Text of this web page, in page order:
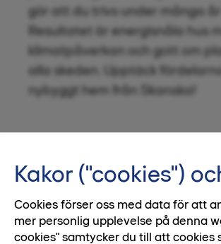
gör att du trivs under många
Resultatet är energisnåla hus
klimatpåverkan och gott om
alla skeden. Upptäck
nybyggt hem från Skanska!
Kakor ("cookies")
Cookies förser oss med data för att
mer personlig upplevelse på denna
cookies" samtycker du till att cookies